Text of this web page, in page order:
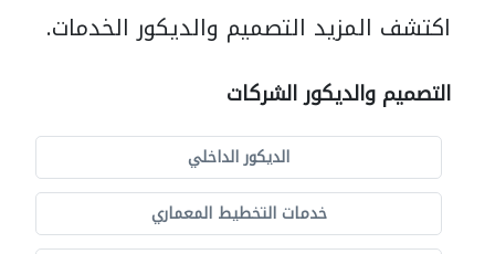
اكتشف المزيد التصميم والديكور الخدمات.
التصميم والديكور الشركات
الديكور الداخلي
خدمات التخطيط المعماري